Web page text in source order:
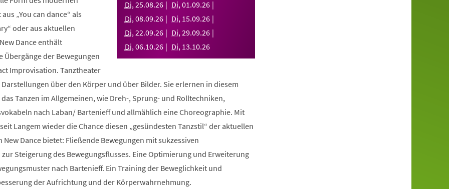
Di,25.08.26 Di,01.09.26
Di,08.09.26 Di, 15.09.26
Di,22.09.26 Di,29.09.26
Di,06.10.26 Di, 13.10.26
„You can dance“ als
oder aus aktuellen
Dance enthält
der Bewegungen
Improvisation. Tanztheater
über den Körper und über Bilder. Sie erlernen in diesem
Tanzen im Allgemeinen, wie Dreh-, Sprung- und Rolltechniken,
nach Laban/ Bartenieff und allmählich eine Choreographie. Mit
Langem wieder die Chance diesen „gesündesten Tanzstil“ der aktuellen
New Dance bietet: Fließende Bewegungen mit sukzessiven
Steigerung des Bewegungsflusses. Eine Optimierung und Erweiterung
nach Bartenieff. Ein Training der Beweglichkeit und
der Aufrichtung und der Körperwahrnehmung.